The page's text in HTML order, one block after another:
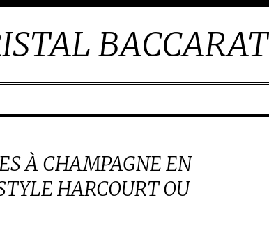
BACCARAT
À CHAMPAGNE EN
HARCOURT OU